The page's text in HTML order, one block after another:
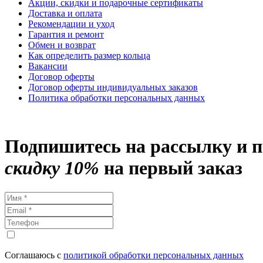
Акции, скидки и подарочные сертификаты
Доставка и оплата
Рекомендации и уход
Гарантия и ремонт
Обмен и возврат
Как определить размер кольца
Вакансии
Договор оферты
Договор оферты индивидуальных заказов
Политика обработки персональных данных
Подпишитесь на рассылку и
скидку 10% на первый заказ
Соглашаюсь с политикой обработки персональных данных